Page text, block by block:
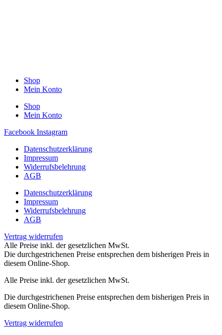
Shop
Mein Konto
Shop
Mein Konto
Facebook Instagram
Datenschutzerklärung
Impressum
Widerrufsbelehrung
AGB
Datenschutzerklärung
Impressum
Widerrufsbelehrung
AGB
Vertrag widerrufen
Alle Preise inkl. der gesetzlichen MwSt.
Die durchgestrichenen Preise entsprechen dem bisherigen Preis in
diesem Online-Shop.
Alle Preise inkl. der gesetzlichen MwSt.
Die durchgestrichenen Preise entsprechen dem bisherigen Preis in
diesem Online-Shop.
Vertrag widerrufen